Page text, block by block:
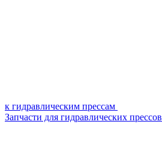
к гидравлическим прессам
Запчасти для гидравлических прессов